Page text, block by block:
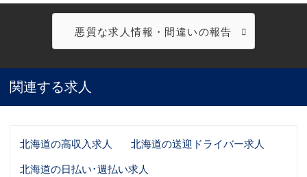
悪質な求人情報・間違いの報告
関連する求人
北海道の高収入求人
北海道の送迎ドライバー求人
北海道の日払い･週払い求人